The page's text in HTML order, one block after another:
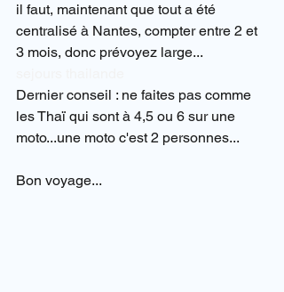
il faut, maintenant que tout a été
centralisé à Nantes, compter entre 2 et
3 mois, donc prévoyez large...
Dernier conseil : ne faites pas comme
les Thaï qui sont à 4,5 ou 6 sur une
moto...une moto c'est 2 personnes...
Bon voyage...